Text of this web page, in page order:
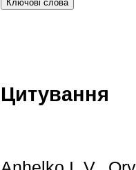
Цитування